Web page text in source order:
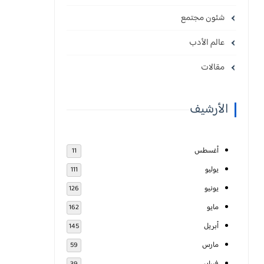
شئون مجتمع
عالم الأدب
مقالات
الأرشيف
أغسطس 11
يوليو 111
يونيو 126
مايو 162
أبريل 145
مارس 59